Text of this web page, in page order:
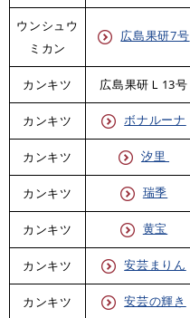
ウンシュウ
ミカン
広島果研7号
カンキツ 広島果研Ｌ13号
カンキツ ボナルーナ
カンキツ 汐里
カンキツ 瑞季
カンキツ 黄宝
カンキツ 安芸まりん
カンキツ 安芸の輝き